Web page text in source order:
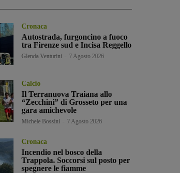
Cronaca
Autostrada, furgoncino a fuoco
tra Firenze sud e Incisa Reggello
Glenda Venturini 7 Agosto 2026
Calcio
Il Terranuova Traiana allo
“Zecchini” di Grosseto per una
gara amichevole
Michele Bossini 7 Agosto 2026
Cronaca
Incendio nel bosco della
Trappola. Soccorsi sul posto per
spegnere le fiamme